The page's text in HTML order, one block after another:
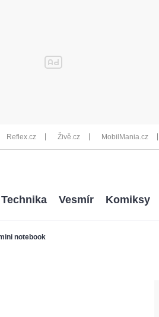
Reflex.cz Živě.cz MobilMania.cz
notebook
Technika Vesmír Komiksy